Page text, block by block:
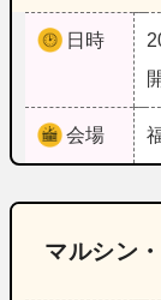
日時
会場
マルシン